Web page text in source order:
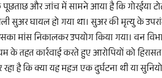
पूछताछ और जांच में सामने आया है कि गोरईया
सुअर घायल हो गया था। सुअर की मृत्यु के
मांस निकालकर उपयोग किया गया। वन
के तहत कार्रवाई करते हुए आरोपियों को
है कि क्या यह महज एक दुर्घटना थी या